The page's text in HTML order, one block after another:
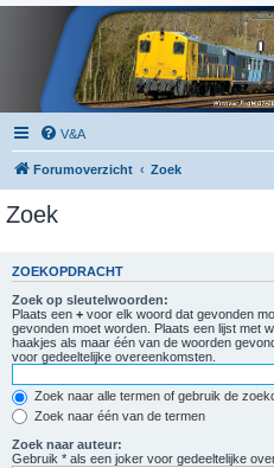
V&A
Forumoverzicht Zoek
Zoek
ZOEKOPDRACHT
Zoek op sleutelwoorden:
Plaats een + voor elk woord dat gevonden
gevonden moet worden. Plaats een lijst met
haakjes als maar één van de woorden
voor gedeeltelijke overeenkomsten.
Zoek naar alle termen of gebruik de
Zoek naar één van de termen
Zoek naar auteur:
Gebruik * als een joker voor gedeeltelijke